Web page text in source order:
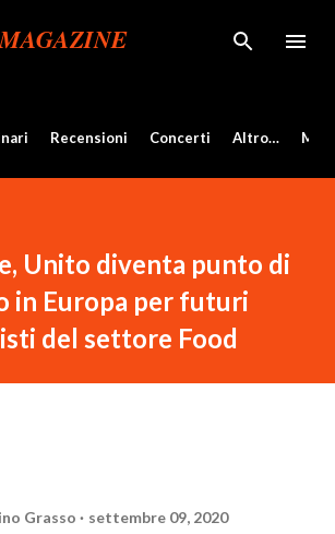
ai contenuti principali
Recensioni Concerti Altro…
Unito diventa punto di
in Europa per futuri
del settore Food
Grasso settembre 09, 2020